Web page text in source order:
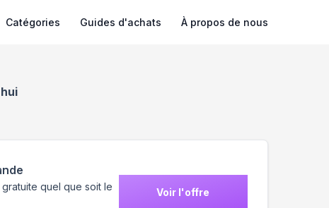
Catégories Guides d'achats À propos de nous
quel que soit le
Voir l'offre